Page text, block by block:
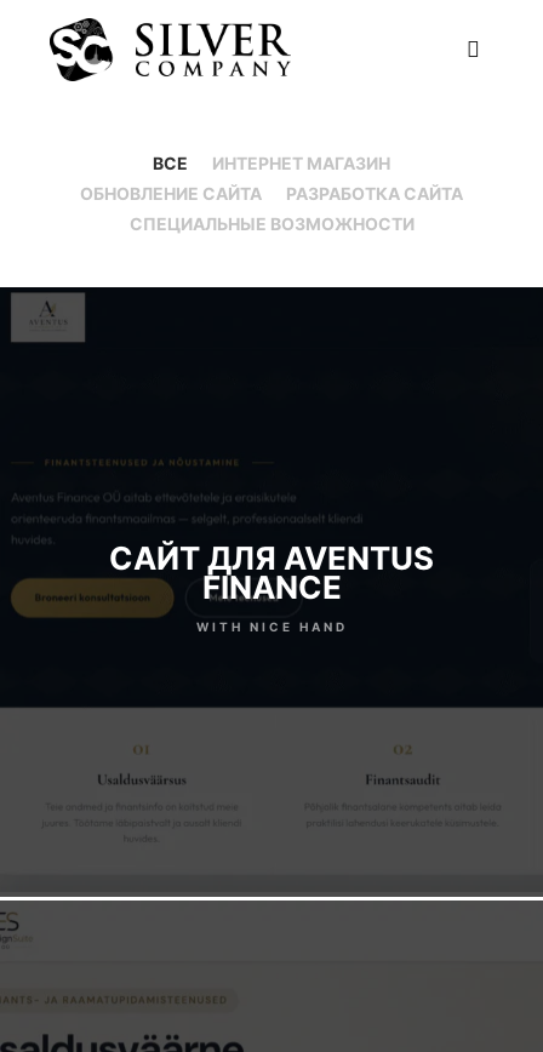
ВСЕ
ИНТЕРНЕТ МАГАЗИН
ОБНОВЛЕНИЕ САЙТА
РАЗРАБОТКА САЙТА
СПЕЦИАЛЬНЫЕ ВОЗМОЖНОСТИ
CАЙТ ДЛЯ AVENTUS
FINANCE
WITH NICE HAND